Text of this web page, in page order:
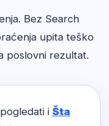
Bez Search
upita teško
poslovni rezultat.
i Šta